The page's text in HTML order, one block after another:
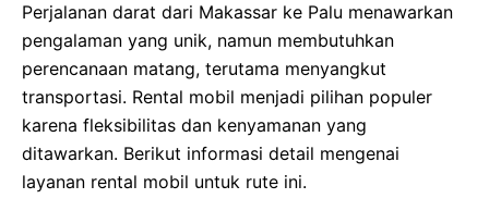
Perjalanan darat dari Makassar ke Palu menawarkan
pengalaman yang unik, namun membutuhkan
perencanaan matang, terutama menyangkut
transportasi. Rental mobil menjadi pilihan populer
karena fleksibilitas dan kenyamanan yang
ditawarkan. Berikut informasi detail mengenai
layanan rental mobil untuk rute ini.